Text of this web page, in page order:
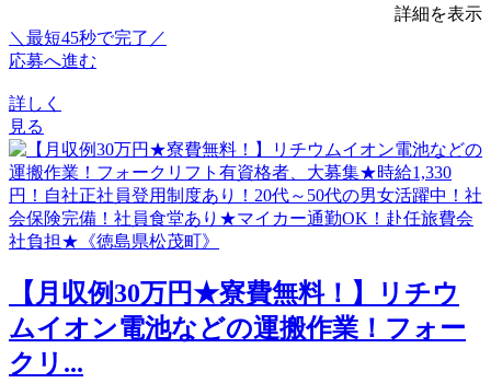
詳細を表示
＼最短45秒で完了／
応募へ進む
詳しく
見る
【月収例30万円★寮費無料！】リチウ
ムイオン電池などの運搬作業！フォー
クリ...